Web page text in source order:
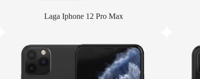
Laga Iphone 12 Pro Max